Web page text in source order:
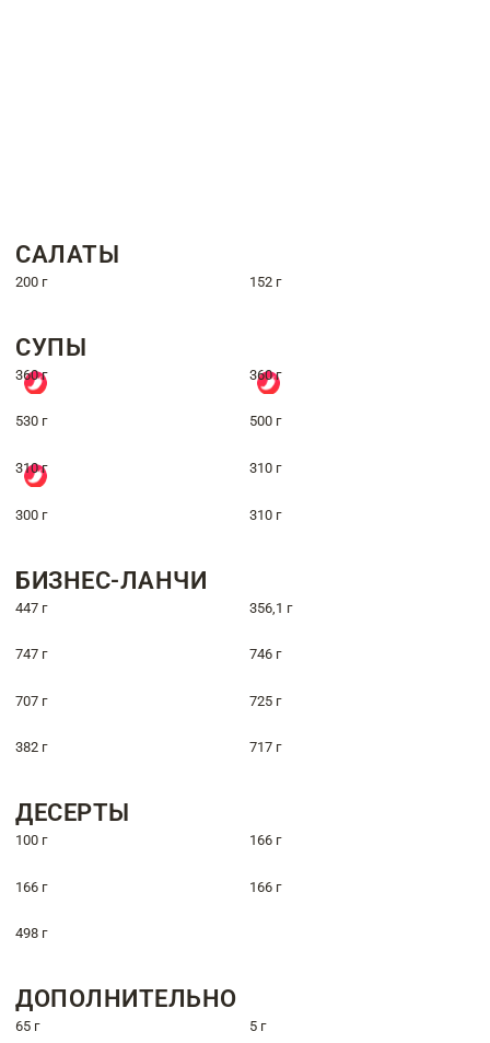
САЛАТЫ
200 г 152 г
СУПЫ
360 г 360 г
530 г 500 г
310 г 310 г
300 г 310 г
БИЗНЕС-ЛАНЧИ
447 г 356,1 г
747 г 746 г
707 г 725 г
382 г 717 г
ДЕСЕРТЫ
100 г 166 г
166 г 166 г
498 г
ДОПОЛНИТЕЛЬНО
65 г 5 г